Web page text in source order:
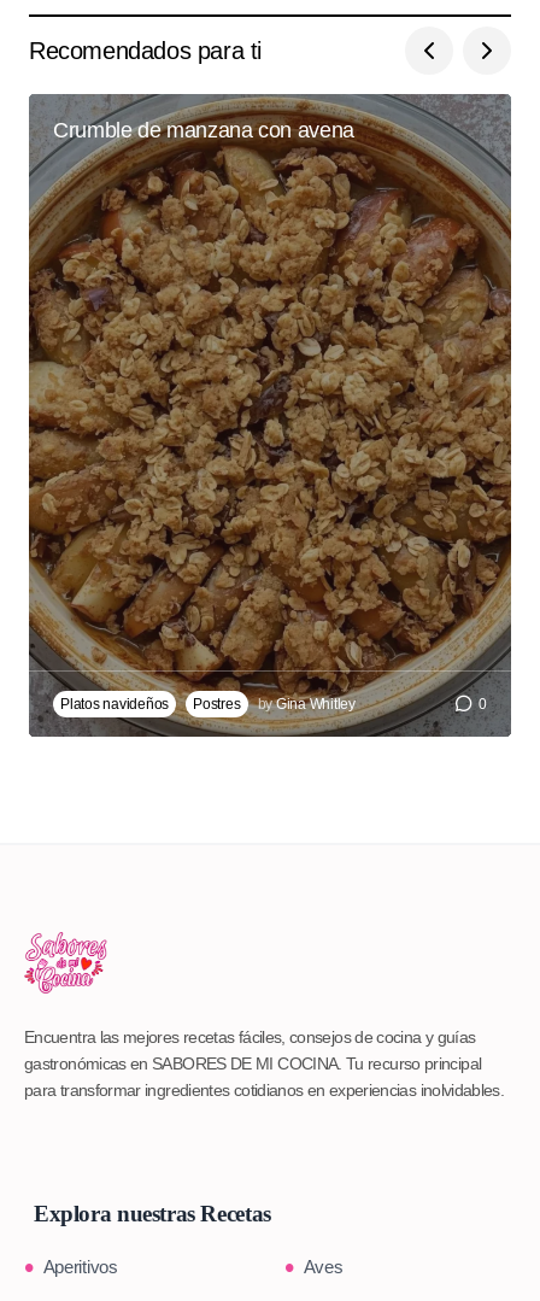
Recomendados para ti
Crumble de manzana con avena
Platos navideños Postres byGina Whitley 0
Encuentra las mejores recetas fáciles, consejos de cocina y guías
gastronómicas en SABORES DE MI COCINA. Tu recurso principal
para transformar ingredientes cotidianos en experiencias inolvidables.
Explora nuestras Recetas
Aperitivos
Aves